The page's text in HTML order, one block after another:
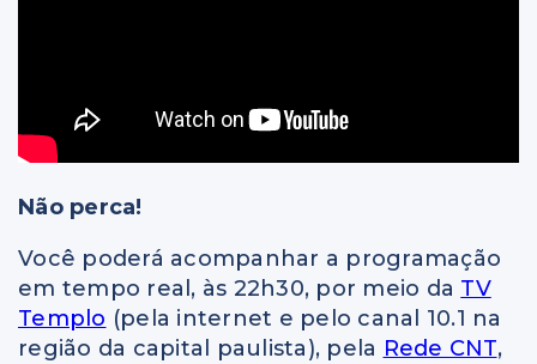
Não perca!
Você poderá acompanhar a programação
em tempo real, às 22h30, por meio da TV
Templo (pela internet e pelo canal 10.1 na
região da capital paulista), pela Rede CNT,